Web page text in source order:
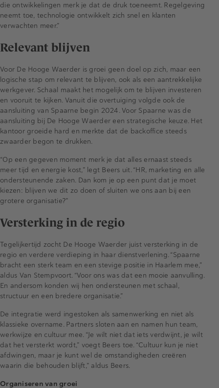
die ontwikkelingen merk je dat de druk toeneemt. Regelgeving
neemt toe, technologie ontwikkelt zich snel en klanten
verwachten meer.”
Relevant blijven
Voor De Hooge Waerder is groei geen doel op zich, maar een
logische stap om relevant te blijven, ook als een aantrekkelijke
werkgever. Schaal maakt het mogelijk om te blijven investeren
en vooruit te kijken. Vanuit die overtuiging volgde ook de
aansluiting van Spaarne begin 2024. Voor Spaarne was de
aansluiting bij De Hooge Waerder een strategische keuze. Het
kantoor groeide hard en merkte dat de backoffice steeds
zwaarder begon te drukken.
“Op een gegeven moment merk je dat alles ernaast steeds
meer tijd en energie kost,” legt Beers uit. “HR, marketing en alle
ondersteunende zaken. Dan kom je op een punt dat je moet
kiezen: blijven we dit zo doen of sluiten we ons aan bij een
grotere organisatie?”
Versterking in de regio
Tegelijkertijd zocht De Hooge Waerder juist versterking in de
regio en verdere verdieping in haar dienstverlening. “Spaarne
bracht een sterk team en een stevige positie in Haarlem mee,”
aldus Van Stempvoort. “Voor ons was dat een mooie aanvulling.
En andersom konden wij hen ondersteunen met schaal,
structuur en een bredere organisatie.”
De integratie werd ingestoken als samenwerking en niet als
klassieke overname. Partners sloten aan en namen hun team,
werkwijze en cultuur mee. “Je wilt niet dat iets verdwijnt, je wilt
dat het versterkt wordt,” voegt Beers toe. “Cultuur kun je niet
afdwingen, maar je kunt wel de omstandigheden creëren
waarin die behouden blijft,” aldus Beers.
Organiseren van groei